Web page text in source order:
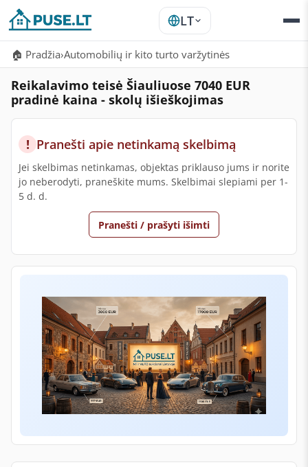
LT
🏠 Pradžia›Automobilių ir kito turto varžytinės
Reikalavimo teisė Šiauliuose 7040 EUR
pradinė kaina - skolų išieškojimas
! Pranešti apie netinkamą skelbimą
Jei skelbimas netinkamas, objektas priklauso jums ir norite
jo neberodyti, praneškite mums. Skelbimai slepiami per 1-
5 d. d.
Pranešti / prašyti išimti